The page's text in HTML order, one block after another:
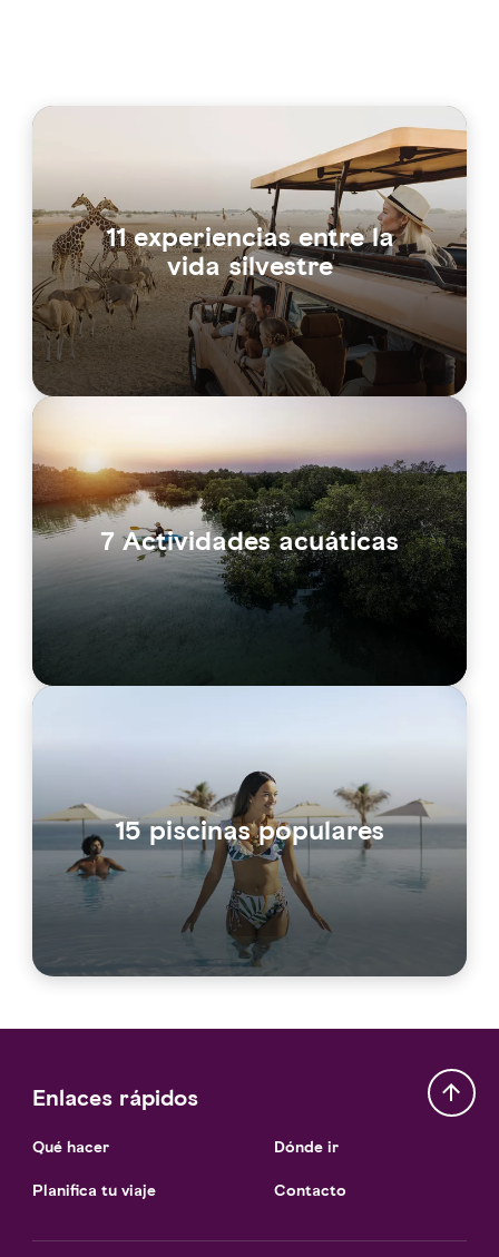
11 experiencias entre la
vida silvestre
7 Actividades acuáticas
15 piscinas populares
Enlaces rápidos
Qué hacer
Planifica tu viaje
Dónde ir
Contacto